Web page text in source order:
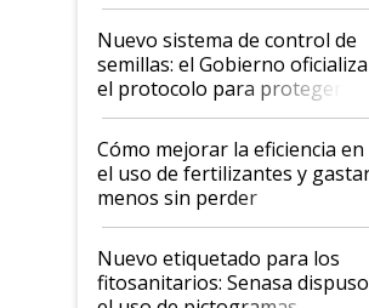
Nuevo sistema de control de
semillas: el Gobierno oficializa
el protocolo para proteger la
propiedad intelectual
Cómo mejorar la eficiencia en
el uso de fertilizantes y
menos sin perder
productividad en la campaña
fina
Nuevo etiquetado para los
fitosanitarios: Senasa dispuso